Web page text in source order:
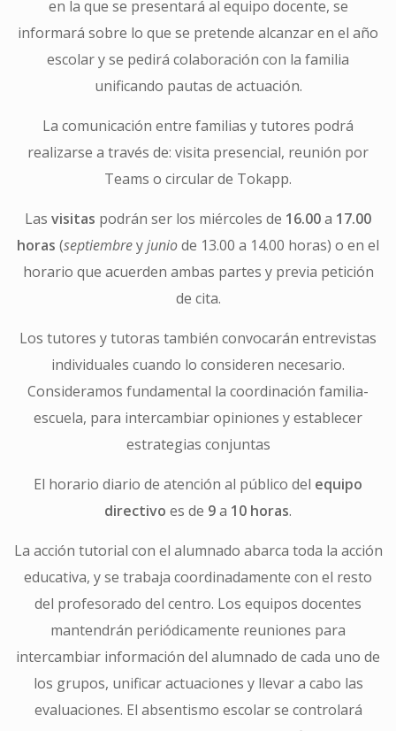
en la que se presentará al equipo docente, se
informará sobre lo que se pretende alcanzar en el año
escolar y se pedirá colaboración con la familia
unificando pautas de actuación.
La comunicación entre familias y tutores podrá
realizarse a través de: visita presencial, reunión por
Teams o circular de Tokapp.
Las visitas podrán ser los miércoles de 16.00a 17.00
horas (septiembreyjuniode 13.00 a 14.00 horas) o en el
horario que acuerden ambas partes y previa petición
de cita.
Los tutores y tutoras también convocarán entrevistas
individuales cuando lo consideren necesario.
Consideramos fundamental la coordinación familia-
escuela, para intercambiar opiniones y establecer
estrategias conjuntas
El horario diario de atención al público del equipo
directivo es de 9a 10 horas.
La acción tutorial con el alumnado abarca toda la acción
educativa, y se trabaja coordinadamente con el resto
del profesorado del centro. Los equipos docentes
mantendrán periódicamente reuniones para
intercambiar información del alumnado de cada uno de
los grupos, unificar actuaciones y llevar a cabo las
evaluaciones. El absentismo escolar se controlará